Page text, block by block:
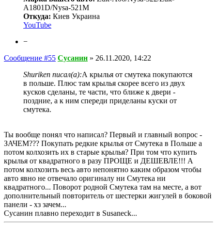
A1801D/Nysa-521M
Откуда: Киев Украина
YouTube
−
Сообщение #55 Сусанин » 26.11.2020, 14:22
Shuriken писал(а):А крылья от смутека покупаются
в польше. Плюс там крылья скорее всего из двух
кусков сделаны, те части, что ближе к двери -
поздние, а к ним спереди приделаны куски от
смутека.
Ты вообще понял что написал? Первый и главный вопрос -
ЗАЧЕМ??? Покупать редкие крылья от Смутека в Польше а
потом колхозить их в старые крылья? При том что купить
крылья от квадратного в разу ПРОЩЕ и ДЕШЕВЛЕ!!! А
потом колхозить весь авто непонятно каким образом чтобы
авто явно не отвечало оригиналу ни Смутека ни
квадратного... Поворот родной Смутека там на месте, а вот
дополнительный повторитель от шестерки жигулей в боковой
панели - хз зачем...
Сусанин плавно переходит в Susaneck...